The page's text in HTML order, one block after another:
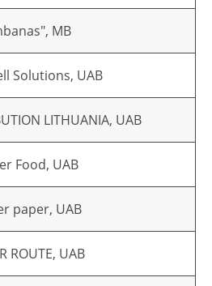
MB
Solutions, UAB
LITHUANIA, UAB
Food, UAB
paper, UAB
ROUTE, UAB